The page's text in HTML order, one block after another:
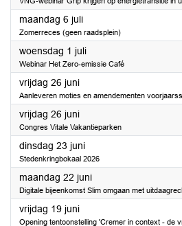
maandag 6 juli2026
Zomerreces (geen raadsplein)
woensdag 1 juli2026
Webinar Het Zero-emissie Café
vrijdag 26 juni2026
Aanleveren moties en amendementen
vrijdag 26 juni2026
Congres Vitale Vakantieparken
dinsdag 23 juni2026
Stedenkringbokaal 2026
maandag 22 juni2026
Digitale bijeenkomst Slim omgaan met
vrijdag 19 juni2026
Opening tentoonstelling 'Cremer in context - de